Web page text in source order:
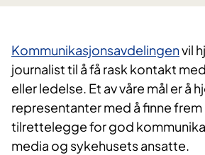
Kommunikasjonsavdelingenvil
journalist til å få rask kontakt
eller ledelse. Et av våre mål er å
representanter med å finne frem
tilrettelegge for god
media og sykehusets ansatte.